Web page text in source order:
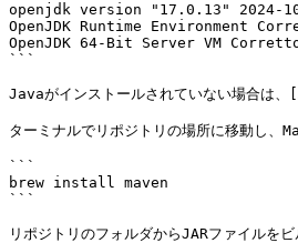
openjdk version "17.0.13" 2024-
OpenJDK Runtime Environment
OpenJDK 64-Bit Server VM
```
Javaがインストールされていない場合
ターミナルでリポジトリの場所に移動し、
```
brew install maven
```
リポジトリのフォルダからJARファイルをビ